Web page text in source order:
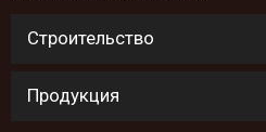
Строительство
Продукция